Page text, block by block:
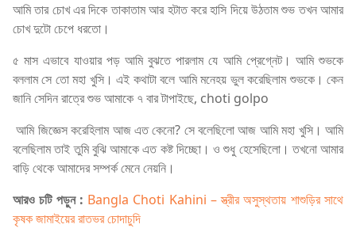
আমি তার চোখ এর দিকে তাকাতাম আর হটাত করে হাসি দিয়ে উঠতাম শুভ তখন আমার
চোখ দুটো চেপে ধরতো।
৫ মাস এভাবে যাওয়ার পড় আমি বুঝতে পারলাম যে আমি প্রেগ্নেট। আমি শুভকে
বললাম সে তো মহা খুসি। এই কথাটা বলে আমি মনেহয় ভুল করেছিলাম শুভকে। কেন
জানি সেদিন রাত্রে শুভ আমাকে ৭ বার টাপাইছে, choti golpo
আমি জিজ্ঞেস করেহিলাম আজ এত কেনো? সে বলেছিলো আজ আমি মহা খুসি। আমি
বলেছিলাম তাই তুমি বুঝি আমাকে এত কষ্ট দিচ্ছো। ও শুধু হেসেছিলো। তখনো আমার
বাড়ি থেকে আমাদের সম্পর্ক মেনে নেয়নি।
আরও চটি পড়ুন : Bangla Choti Kahini – স্ত্রীর অসুস্থতায় শাশুড়ির সাথে
কৃষক জামাইয়ের রাতভর চোদাচুদি